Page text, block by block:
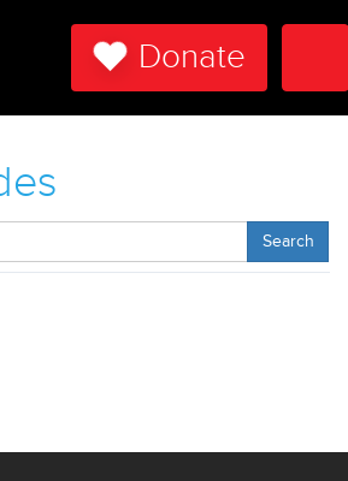
Donate
Search